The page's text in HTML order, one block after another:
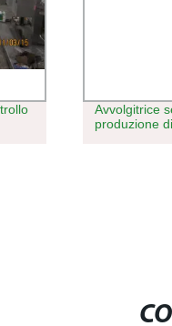
Migliore
fiocchi di